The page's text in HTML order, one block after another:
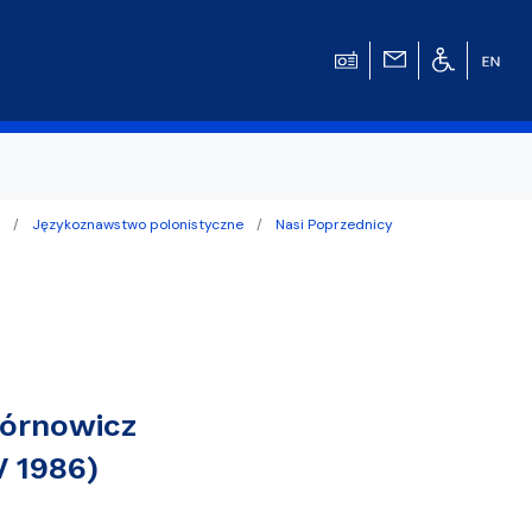
Językoznawstwo polonistyczne Nasi Poprzednicy
1986)